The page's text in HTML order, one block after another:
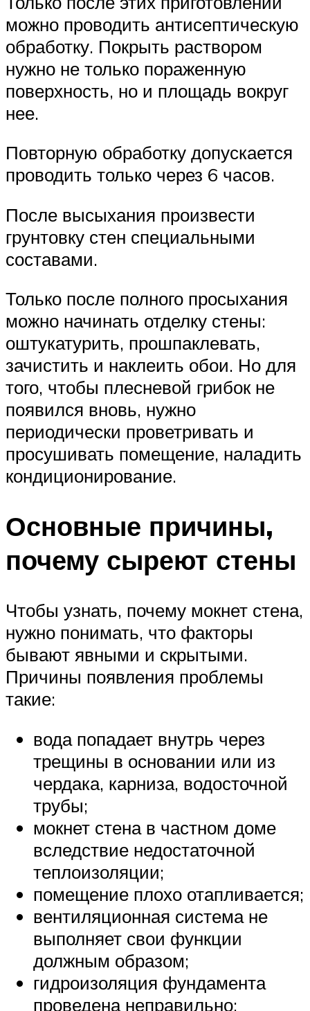
можно проводить антисептическую
обработку. Покрыть раствором
нужно не только пораженную
поверхность, но и площадь вокруг
нее.
Повторную обработку допускается
проводить только через 6 часов.
После высыхания произвести
грунтовку стен специальными
составами.
Только после полного просыхания
можно начинать отделку стены:
оштукатурить, прошпаклевать,
зачистить и наклеить обои. Но для
того, чтобы плесневой грибок не
появился вновь, нужно
периодически проветривать и
просушивать помещение, наладить
кондиционирование.
Основные причины,
почему сыреют стены
Чтобы узнать, почему мокнет стена,
нужно понимать, что факторы
бывают явными и скрытыми.
Причины появления проблемы
такие:
вода попадает внутрь через
трещины в основании или из
чердака, карниза, водосточной
трубы;
мокнет стена в частном доме
вследствие недостаточной
теплоизоляции;
помещение плохо отапливается;
вентиляционная система не
выполняет свои функции
должным образом;
гидроизоляция фундамента
проведена неправильно;